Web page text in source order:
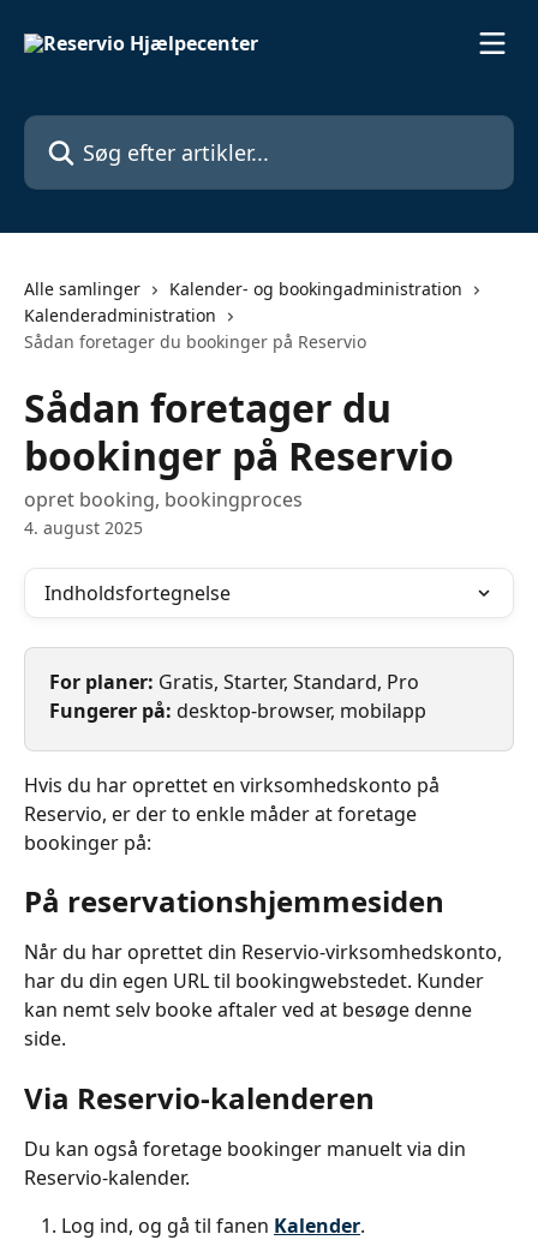
Søg efter artikler...
Alle samlinger
Kalender- og bookingadministration
Kalenderadministration
Sådan foretager du bookinger på Reservio
Sådan foretager du
bookinger på Reservio
opret booking, bookingproces
4. august 2025
Indholdsfortegnelse
For planer: Gratis, Starter, Standard, Pro
Fungerer på: desktop-browser, mobilapp
Hvis du har oprettet en virksomhedskonto på
Reservio, er der to enkle måder at foretage
bookinger på:
På reservationshjemmesiden
Når du har oprettet din Reservio-virksomhedskonto,
har du din egen URL til bookingwebstedet. Kunder
kan nemt selv booke aftaler ved at besøge denne
side.
Via Reservio-kalenderen
Du kan også foretage bookinger manuelt via din
Reservio-kalender.
Log ind, og gå til fanen Kalender.